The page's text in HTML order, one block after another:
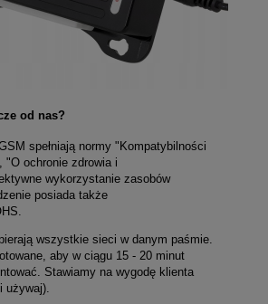
od nas?
spełniają normy "Kompatybilności
"O ochronie zdrowia i
wykorzystanie zasobów
posiada także
wszystkie sieci w danym paśmie.
aby w ciągu 15 - 20 minut
Stawiamy na wygodę klienta
używaj).